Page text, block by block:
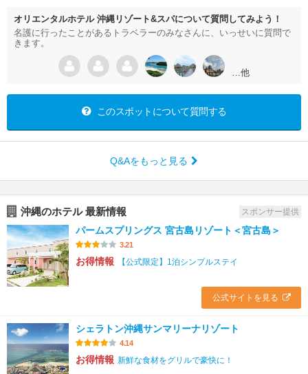
オリエンタルホテル 沖縄リゾート&スパについて質問してみよう！
名護に行ったことがあるトラベラーのみなさんに、いっせいに質問で
きます。
…他
このスポットについて質問する
Q&Aをもっと見る
沖縄のホテル 最新情報 スポンサー提供
パームスプリングス 宮古島リゾート＜宮古島＞
3.21
お得情報 【公式限定】1泊シンプルステイ
公式サイトを見る
シェラトン沖縄サンマリーナリゾート
4.14
お得情報 新鮮な食材をグリルで豪快に！